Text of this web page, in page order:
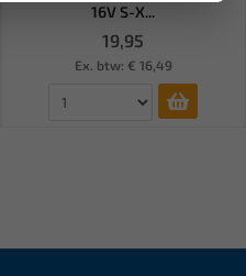
16V S-X...
19,95
Ex. btw: € 16,49